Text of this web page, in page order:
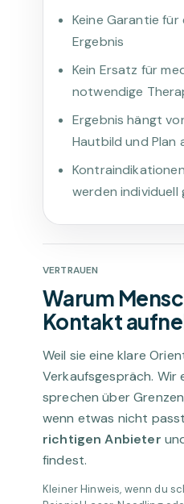
Keine Garantie
Ergebnis
Kein Ersatz für
notwendige
Ergebnis hängt
Hautbild und Plan
werden individuell
VERTRAUEN
Warum
Kontakt
Weil sie eine klare
Verkaufsgespräch. Wir
sprechen über
wenn etwas nicht
richtigen Anbieter
findest.
Kleiner Hinweis, wenn du